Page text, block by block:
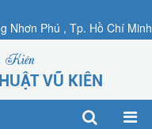
Nhơn Phú , Tp. Hồ Chí Minh
Kiên
VŨ KIÊN